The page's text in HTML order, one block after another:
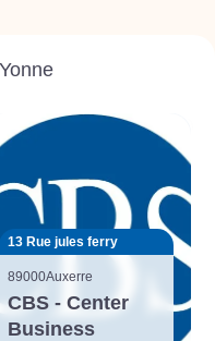
Yonne
13 Rue jules ferry
89000Auxerre
CBS - Center
Business